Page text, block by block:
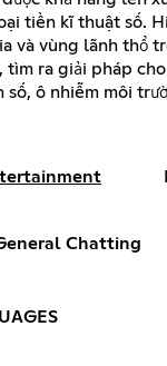
tiền kĩ thuật số.
và vùng lãnh thổ
tìm ra giải pháp
số, ô nhiễm môi
Chatting